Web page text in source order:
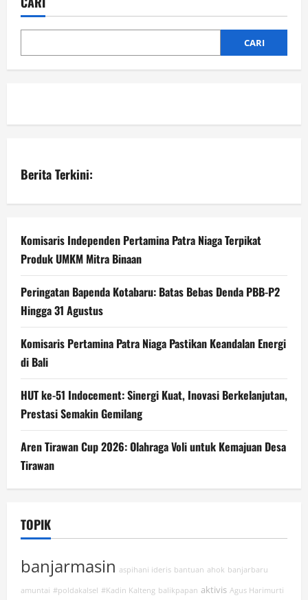
CARI
Berita Terkini:
Komisaris Independen Pertamina Patra Niaga Terpikat
Produk UMKM Mitra Binaan
Peringatan Bapenda Kotabaru: Batas Bebas Denda PBB-P2
Hingga 31 Agustus
Komisaris Pertamina Patra Niaga Pastikan Keandalan Energi
di Bali
HUT ke-51 Indocement: Sinergi Kuat, Inovasi Berkelanjutan,
Prestasi Semakin Gemilang
Aren Tirawan Cup 2026: Olahraga Voli untuk Kemajuan Desa
Tirawan
TOPIK
banjarmasin aspihani ideris bantuan ahok banjarbaru
amuntai #poldakalsel #Kadin Kalteng balikpapan aktivis Agus Harimurti